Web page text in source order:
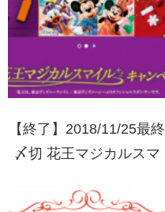
ントキャンペーン
【終了】2018/11/25最終
〆切 花王マジカルスマ
ディズニーリゾートパー